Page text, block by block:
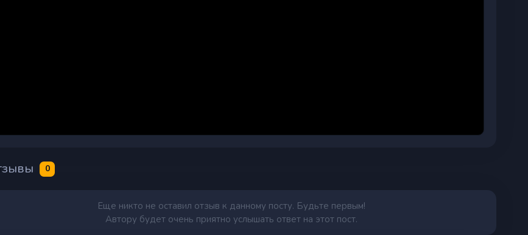
0
Еще никто не оставил отзыв к данному посту. Будьте первым!
Автору будет очень приятно услышать ответ на этот пост.